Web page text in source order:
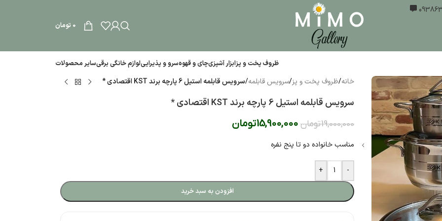
0 تومان
ظروف پخت و پزابزار آشپزیچای و قهوهسرو و پذیراییلوازم خانگی برقیسایر محصولات
خانه/ظروف پخت و پز/سرویس قابلمه/سرویس قابلمه استیل 6 پارچه برند KST اقتصادی *
سرویس قابلمه استیل 6 پارچه برند KST اقتصادی *
19,000,000تومان 15,900,000تومان
مناسب خانواده دو تا پنج نفره
-
+
افزودن به سبد خرید